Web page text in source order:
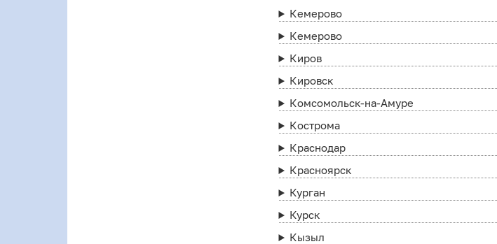
Кемерово
Кемерово
Киров
Кировск
Комсомольск-на-Амуре
Кострома
Краснодар
Красноярск
Курган
Курск
Кызыл